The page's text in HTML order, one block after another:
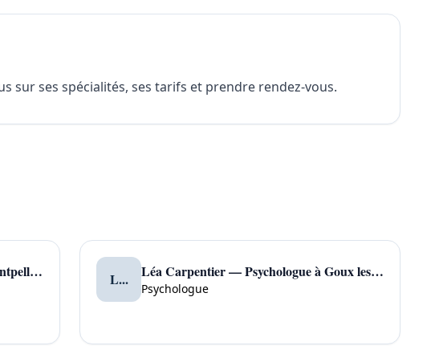
sur ses spécialités, ses tarifs et prendre rendez-vous.
Ghislaine Lévy — Psychologue à Montpellier L... Léa Carpentier — Psychologue à Goux les Usiers
Psychologue